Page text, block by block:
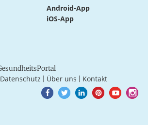
Android-App
iOS-App
Datenschutz Über uns Kontakt